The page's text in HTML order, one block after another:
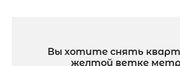
Вы хотите снять
желтой ветке